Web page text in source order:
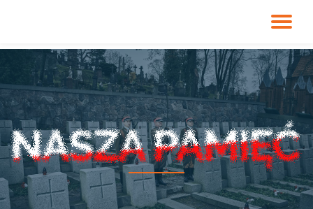
do